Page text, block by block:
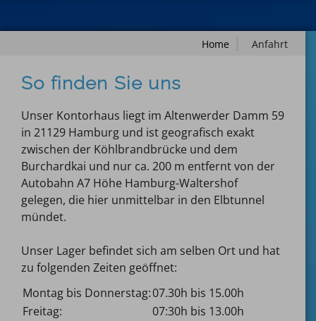
Home Anfahrt
So finden Sie uns
Unser Kontorhaus liegt im Altenwerder Damm 59
in 21129 Hamburg und ist geografisch exakt
zwischen der Köhlbrandbrücke und dem
Burchardkai und nur ca. 200 m entfernt von der
Autobahn A7 Höhe Hamburg-Waltershof
gelegen, die hier unmittelbar in den Elbtunnel
mündet.
Unser Lager befindet sich am selben Ort und hat
zu folgenden Zeiten geöffnet:
Montag bis Donnerstag:07.30h bis 15.00h
Freitag:
07:30h bis 13.00h